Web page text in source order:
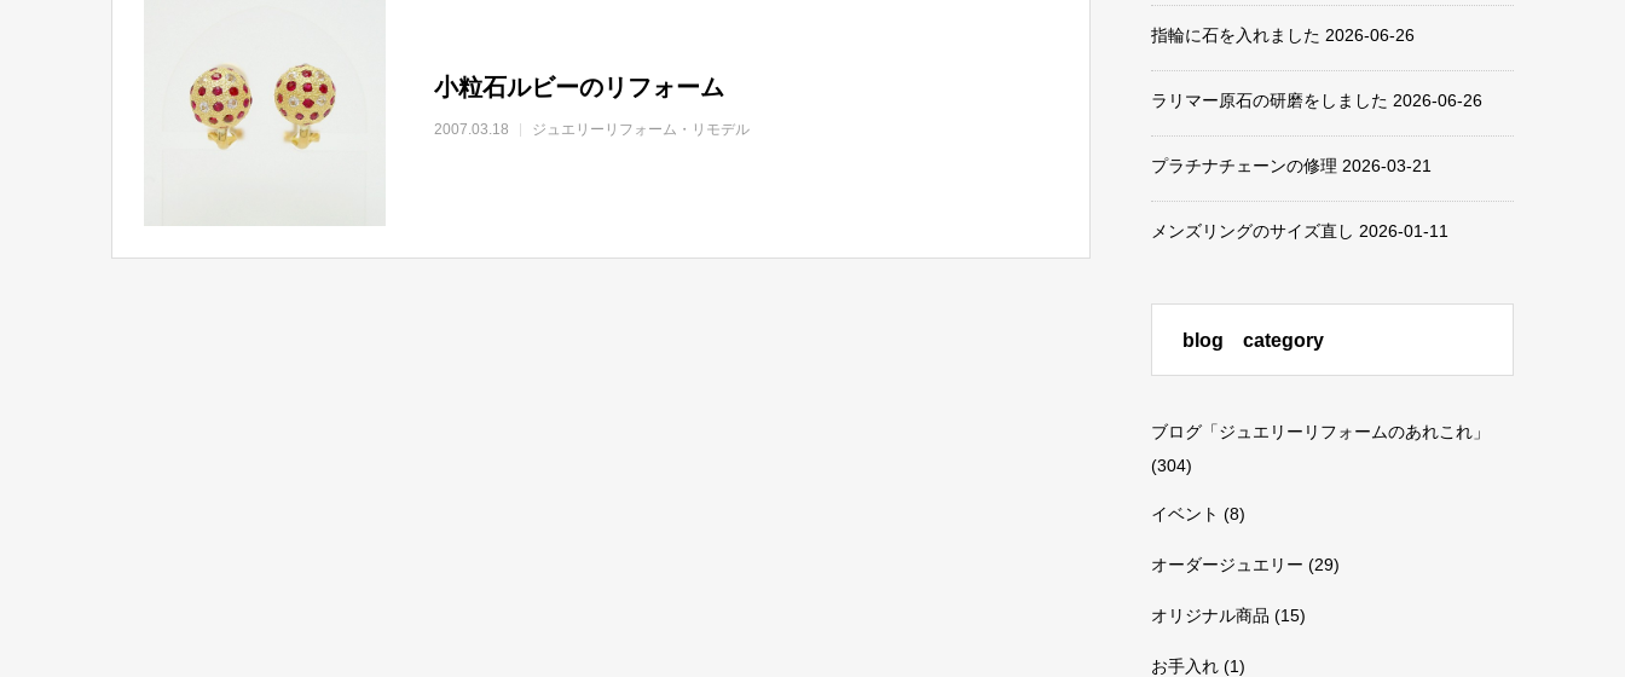
小粒石ルビーのリフォーム
2007.03.18 ジュエリーリフォーム・リモデル
指輪に石を入れました 2026-06-26
ラリマー原石の研磨をしました 2026-06-26
プラチナチェーンの修理 2026-03-21
メンズリングのサイズ直し 2026-01-11
blog category
ブログ「ジュエリーリフォームのあれこれ」
(304)
イベント (8)
オーダージュエリー (29)
オリジナル商品 (15)
お手入れ (1)